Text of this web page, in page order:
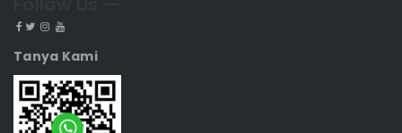
Tanya Kami